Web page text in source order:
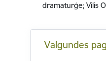
dramaturģe; Vilis
Valgundes